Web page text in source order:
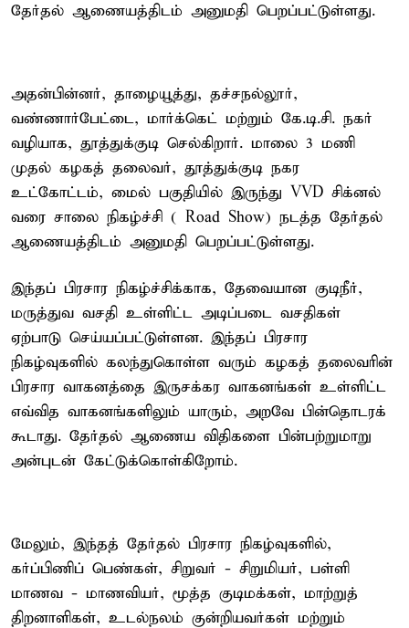
தேர்தல் ஆணையத்திடம் அனுமதி பெறப்பட்டுள்ளது.
அதன்பின்னர், தாழையூத்து, தச்சநல்லூர்,
வண்ணார்பேட்டை, மார்க்கெட் மற்றும் கே.டி.சி. நகர்
வழியாக, தூத்துக்குடி செல்கிறார். மாலை 3 மணி
முதல் கழகத் தலைவர், தூத்துக்குடி நகர
உட்கோட்டம், மைல் பகுதியில் இருந்து VVD சிக்னல்
வரை சாலை நிகழ்ச்சி ( Road Show) நடத்த தேர்தல்
ஆணையத்திடம் அனுமதி பெறப்பட்டுள்ளது.
இந்தப் பிரசார நிகழ்ச்சிக்காக, தேவையான குடிநீர்,
மருத்துவ வசதி உள்ளிட்ட அடிப்படை வசதிகள்
ஏற்பாடு செய்யப்பட்டுள்ளன. இந்தப் பிரசார
நிகழ்வுகளில் கலந்துகொள்ள வரும் கழகத் தலைவரின்
பிரசார வாகனத்தை இருசக்கர வாகனங்கள் உள்ளிட்ட
எவ்வித வாகனங்களிலும் யாரும், அறவே பின்தொடரக்
கூடாது. தேர்தல் ஆணைய விதிகளை பின்பற்றுமாறு
அன்புடன் கேட்டுக்கொள்கிறோம்.
மேலும், இந்தத் தேர்தல் பிரசார நிகழ்வுகளில்,
கர்ப்பிணிப் பெண்கள், சிறுவர் - சிறுமியர், பள்ளி
மாணவ - மாணவியர், மூத்த குடிமக்கள், மாற்றுத்
திறனாளிகள், உடல்நலம் குன்றியவர்கள் மற்றும்